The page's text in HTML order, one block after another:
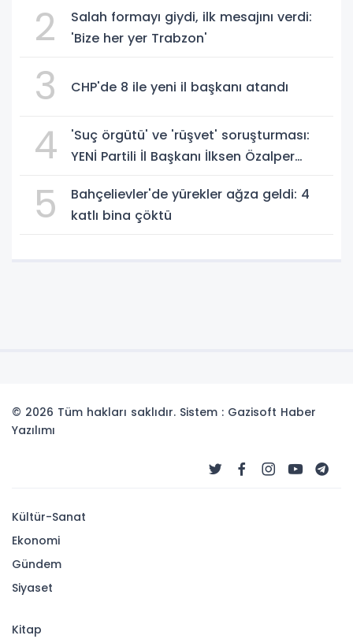
2
Salah formayı giydi, ilk mesajını verdi:
'Bize her yer Trabzon'
3 CHP'de 8 ile yeni il başkanı atandı
4
'Suç örgütü' ve 'rüşvet' soruşturması:
YENİ Partili İl Başkanı İlksen Özalper
5
Bahçelievler'de yürekler ağza geldi: 4
katlı bina çöktü
© 2026 Tüm hakları saklıdır. Sistem : Gazisoft Haber
Yazılımı
Kültür-Sanat
Ekonomi
Gündem
Siyaset
Kitap